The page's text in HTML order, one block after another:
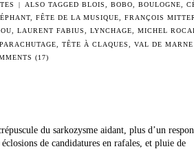
| ALSO TAGGEDBLOIS ,BOBO ,BOULOGNE ,
FÊTE DE LA MUSIQUE FRANÇOIS
LAURENT FABIUS LYNCHAGE MICHEL
PARACHUTAGE TÊTE À CLAQUES VAL DE MARNE
(17)
du sarkozysme aidant, plus d’un
de candidatures en rafales, et pluie de